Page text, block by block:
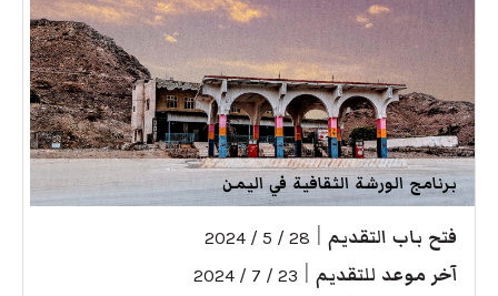
برنامج الورشة الثقافية في اليمن
فتح باب التقديم 28 / 5 / 2024
آخر موعد للتقديم 23 / 7 / 2024